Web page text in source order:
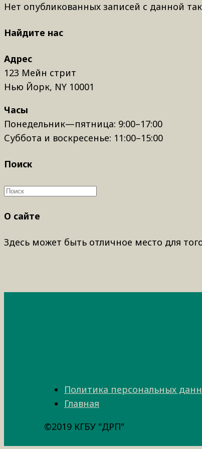
Нет опубликованных записей с данной
Найдите нас
Адрес
123 Мейн стрит
Нью Йорк, NY 10001
Часы
Понедельник—пятница: 9:00–17:00
Суббота и воскресенье: 11:00–15:00
Поиск
О сайте
Здесь может быть отличное место для
Политика персональных
Главная
©2019 КГБУ "ДРП"